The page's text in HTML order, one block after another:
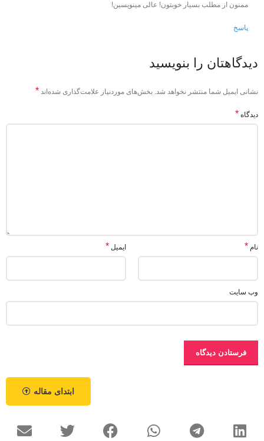
ممنون از مطلب بسیار خوبتون! عالی مینویسین!
پاسخ
دیدگاهتان را بنویسید
نشانی ایمیل شما منتشر نخواهد شد. بخش‌های موردنیاز علامت‌گذاری شده‌اند *
دیدگاه *
نام * ایمیل *
وب‌ سایت
ابتدای مقاله